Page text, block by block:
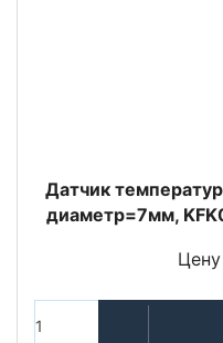
Датчик
диаметр=7мм,